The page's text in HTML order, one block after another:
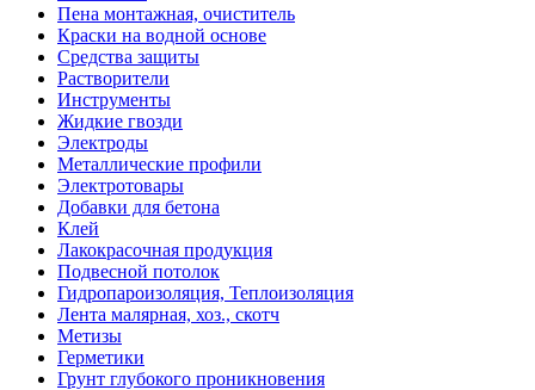
Пена монтажная, очиститель
Краски на водной основе
Средства защиты
Растворители
Инструменты
Жидкие гвозди
Электроды
Металлические профили
Электротовары
Добавки для бетона
Клей
Лакокрасочная продукция
Подвесной потолок
Гидропароизоляция, Теплоизоляция
Лента малярная, хоз., скотч
Метизы
Герметики
Грунт глубокого проникновения